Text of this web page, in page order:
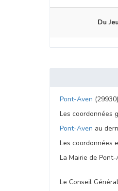
Du
Pont-Aven
Les coordonnées
Pont-Aven au
Les coordonnées
La Mairie de
Le Conseil